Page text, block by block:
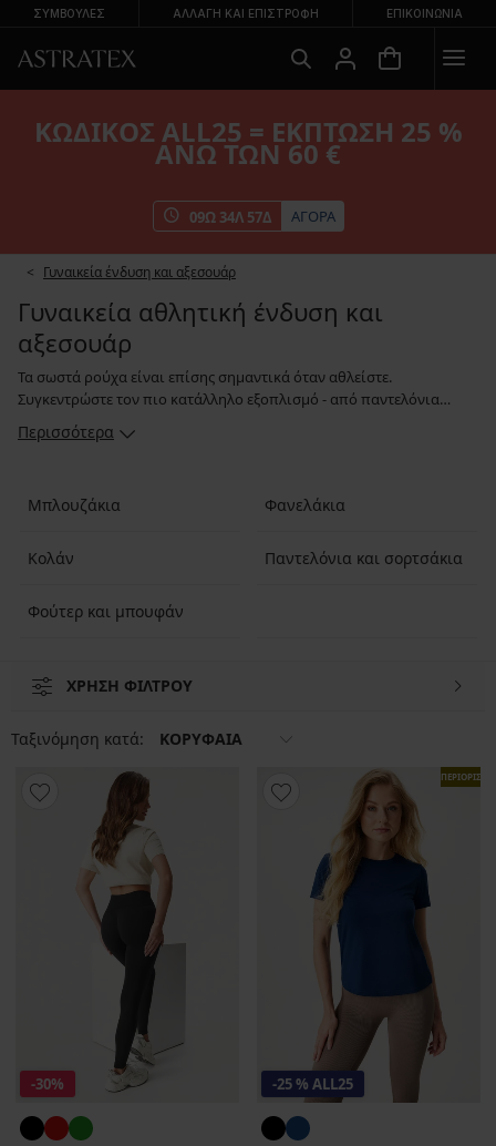
ΣΥΜΒΟΥΛΕΣ ΑΛΛΑΓΉ ΚΑΙ ΕΠΙΣΤΡΟΦΉ ΕΠΙΚΟΙΝΩΝΊΑ
ΚΩΔΙΚΟΣ ALL25 = ΕΚΠΤΩΣΗ 25 %
ΑΝΩ ΤΩΝ 60 €
09Ω 34Λ 56Δ ΑΓΟΡΑ
Γυναικεία ένδυση και αξεσουάρ
Γυναικεία αθλητική ένδυση και
αξεσουάρ
Τα σωστά ρούχα είναι επίσης σημαντικά όταν αθλείστε.
Συγκεντρώστε τον πιο κατάλληλο εξοπλισμό - από παντελόνια
μέχρι μπλουζάκια και αθλητικές τσάντες. Για τα χειμερινά σπορ, θα
εκτιμήσετε τους ζεστούς σκούφους, κασκόλ και γάντια. Φορέστε
επιλέξετε basic κομμάτια και μοντέλα με σχέδια , με τα οποία δεν θα
απαιτεί ιδιαίτερη φροντίδα, ιδίως τα ισοθερμικά λειτουργικά.
Περισσότερα
Μπλουζάκια Φανελάκια
Κολάν Παντελόνια και σορτσάκια
Φούτερ και μπουφάν
ΧΡΗΣΗ ΦΙΛΤΡΟΥ
Ταξινόμηση κατά: ΚΟΡΥΦΑΙΑ
-30% -25 % ALL25